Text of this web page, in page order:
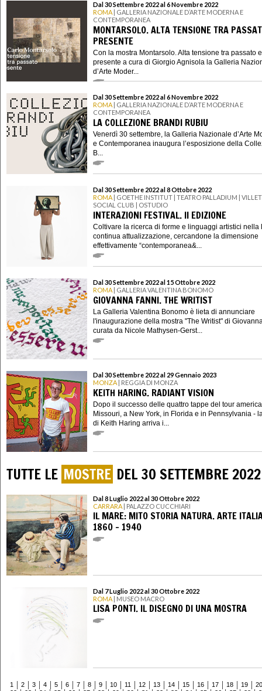
Dal 30 Settembre 2022 al 6 Novembre 2022
ROMA | GALLERIA NAZIONALE D’ARTE MODERNA E
CONTEMPORANEA
MONTARSOLO. ALTA TENSIONE TRA
PRESENTE
Con la mostra Montarsolo. Alta tensione tra passato e
presente a cura di Giorgio Agnisola la Galleria
d’Arte Moder...
Dal 30 Settembre 2022 al 6 Novembre 2022
ROMA | GALLERIA NAZIONALE D’ARTE MODERNA E
CONTEMPORANEA
LA COLLEZIONE BRANDI RUBIU
Venerdì 30 settembre, la Galleria Nazionale d’Arte
e Contemporanea inaugura l’esposizione della
B...
Dal 30 Settembre 2022 al 8 Ottobre 2022
ROMA | GOETHE INSTITUT | TEATRO PALLADIUM |
SOCIAL CLUB | OSTUDIO
INTERAZIONI FESTIVAL. II EDIZIONE
Coltivare la ricerca di forme e linguaggi artistici nella
continua attualizzazione, cercandone la dimensione
effettivamente “contemporanea&...
Dal 30 Settembre 2022 al 15 Ottobre 2022
ROMA | GALLERIA VALENTINA BONOMO
GIOVANNA FANNI. THE WRITIST
La Galleria Valentina Bonomo è lieta di annunciare
l'inaugurazione della mostra "The Writist" di
curata da Nicole Mathysen-Gerst...
Dal 30 Settembre 2022 al 29 Gennaio 2023
MONZA | REGGIA DI MONZA
KEITH HARING. RADIANT VISION
Dopo il successo delle quattro tappe del tour
Missouri, a New York, in Florida e in Pennsylvania -
di Keith Haring arriva i...
TUTTE LE MOSTRE DEL 30 SETTEMBRE 2022
Dal 8 Luglio 2022 al 30 Ottobre 2022
CARRARA | PALAZZO CUCCHIARI
IL MARE: MITO STORIA NATURA. ARTE
1860 - 1940
Dal 7 Luglio 2022 al 30 Ottobre 2022
ROMA | MUSEO MACRO
LISA PONTI. IL DISEGNO DI UNA MOSTRA
1 2 3 4 5 6 7 8 9 10 11 12 13 14 15 16 17 18 19
20